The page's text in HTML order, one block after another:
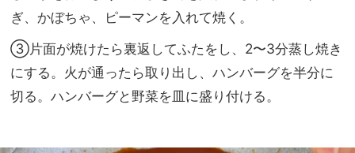
ぎ、かぼちゃ、ピーマンを入れて焼く。
③片面が焼けたら裏返してふたをし、2〜3分蒸し焼き
にする。火が通ったら取り出し、ハンバーグを半分に
切る。ハンバーグと野菜を皿に盛り付ける。